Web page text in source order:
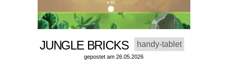
JUNGLE BRICKS handy-tablet
gepostet am 26.05.2026